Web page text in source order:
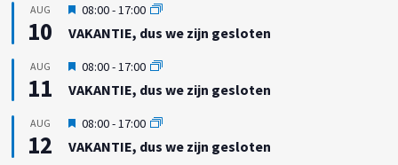
AUG
10
U
i
t
g
e
l
c
h
08:00-17:00
VAKANTIE, dus we zijn gesloten
AUG
11
U
i
t
g
e
l
08:00-17:00
VAKANTIE, dus we zijn gesloten
AUG
12
U
i
t
08:00-17:00
VAKANTIE, dus we zijn gesloten